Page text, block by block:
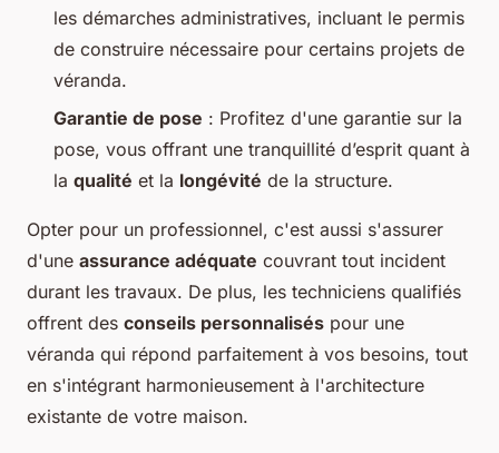
les démarches administratives, incluant le permis
de construire nécessaire pour certains projets de
véranda.
Garantie de pose : Profitez d'une garantie sur la
pose, vous offrant une tranquillité d’esprit quant à
la qualité et la longévité de la structure.
Opter pour un professionnel, c'est aussi s'assurer
d'une assurance adéquate couvrant tout incident
durant les travaux. De plus, les techniciens qualifiés
offrent des conseils personnalisés pour une
véranda qui répond parfaitement à vos besoins, tout
en s'intégrant harmonieusement à l'architecture
existante de votre maison.